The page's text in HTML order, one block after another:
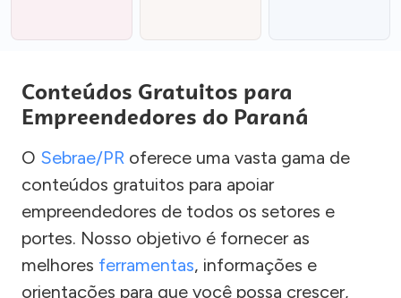
Conteúdos Gratuitos para
Empreendedores do Paraná
O Sebrae/PR oferece uma vasta gama de
conteúdos gratuitos para apoiar
empreendedores de todos os setores e
portes. Nosso objetivo é fornecer as
melhores ferramentas, informações e
orientações para que você possa crescer,